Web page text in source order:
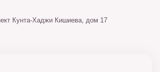
Кунта-Хаджи Кишиева, дом 17